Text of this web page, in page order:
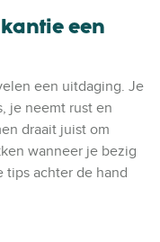
een
een uitdaging. Je
je neemt rust en
draait juist om
wanneer je bezig
tips achter de hand